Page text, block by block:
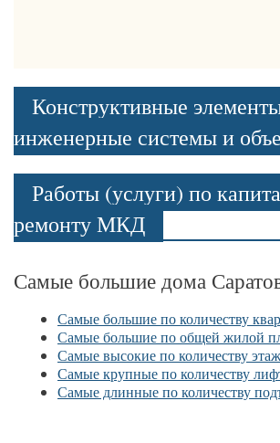
Конструктивные
инженерные системы и
Работы (услуги) по
ремонту МКД
Самые большие дома
Самые большие по количеству
Самые большие по общей жилой
Самые высокие по количеству
Самые крупные по количеству
Самые длинные по количеству